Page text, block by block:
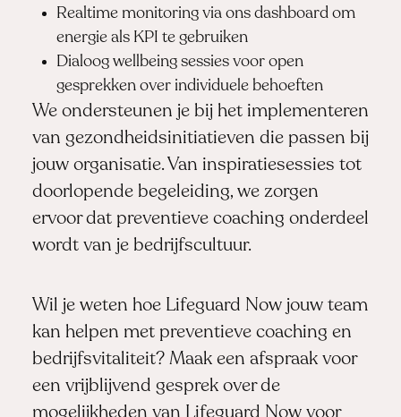
Realtime monitoring via ons dashboard om
energie als KPI te gebruiken
Dialoog wellbeing sessies voor open
gesprekken over individuele behoeften
We ondersteunen je bij het implementeren
van gezondheidsinitiatieven die passen bij
jouw organisatie. Van inspiratiesessies tot
doorlopende begeleiding, we zorgen
ervoor dat preventieve coaching onderdeel
wordt van je bedrijfscultuur.
Wil je weten hoe Lifeguard Now jouw team
kan helpen met preventieve coaching en
bedrijfsvitaliteit? Maak een afspraakvoor
een vrijblijvend gesprek over de
mogelijkheden van Lifeguard Now voor